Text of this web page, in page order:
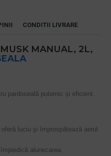
CONDITII LIVRARE
MANUAL, 2L,
pardoseală puternic și eficient.
luciu şi împrospătează aerul
alunecarea.